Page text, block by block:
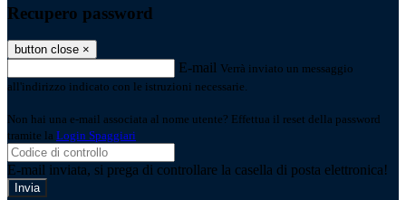
Recupero password
button close ×
E-mail Verrà inviato un messaggio
all'indirizzo indicato con le istruzioni necessarie.
Non hai una e-mail associata al nome utente? Effettua il reset della password
tramite la Login Spaggiari
E-mail inviata, si prega di controllare la casella di posta elettronica!